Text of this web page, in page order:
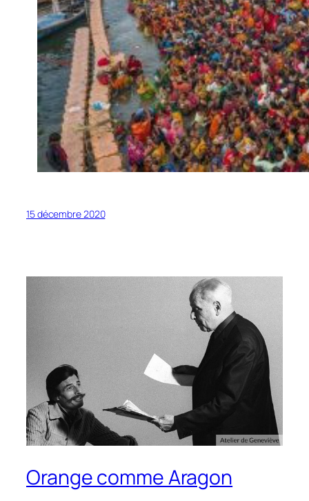
15 décembre 2020
Orange comme Aragon